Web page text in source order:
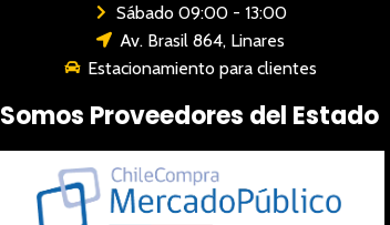
Sábado 09:00 - 13:00
Av. Brasil 864, Linares
Estacionamiento para clientes
Somos Proveedores del Estado